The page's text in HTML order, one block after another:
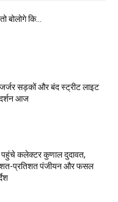
बोलोगे कि…
जर्जर सड़कों और बंद स्ट्रीट लाइट
आज
पहुंचे कलेक्टर कुणाल दुदावत,
शत-प्रतिशत पंजीयन और फसल